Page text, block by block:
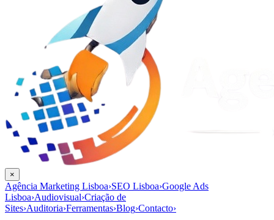
×
Agência Marketing Lisboa›SEO Lisboa›Google Ads
Lisboa›Audiovisual›Criação de
Sites›Auditoria›Ferramentas›Blog›Contacto›